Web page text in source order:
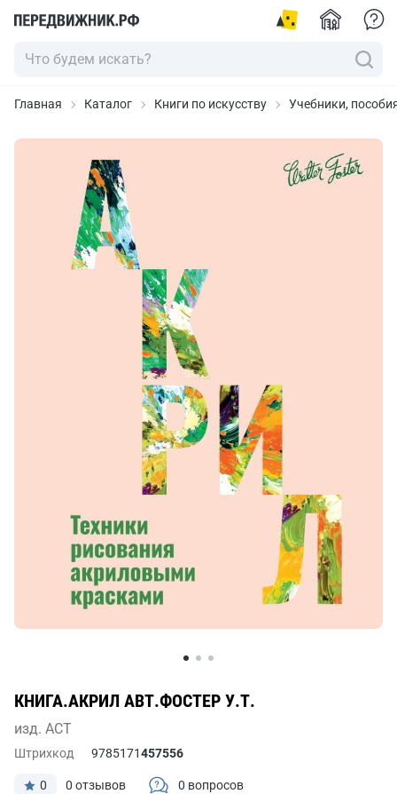
Главная Каталог Книги по искусству Учебники,
КНИГА.АКРИЛ АВТ.ФОСТЕР У.Т.
изд. АСТ
0 0 отзывов 0 вопросов
Штрихкод 9785171457556